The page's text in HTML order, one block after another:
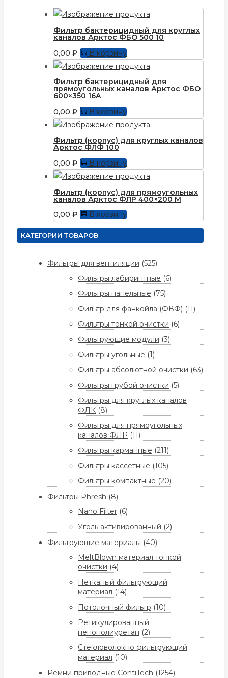
Фильтр бактерицидный для круглых
каналов Арктос ФБО 500 10
0,00 ₽ В корзину
Фильтр бактерицидный для
прямоугольных каналов Арктос ФБО
600×350 16A
0,00 ₽ В корзину
Фильтр (корпус) для круглых каналов
Арктос ФЛФ 100
0,00 ₽ В корзину
Фильтр (корпус) для прямоугольныx
каналов Арктос ФЛР 400×200 М
0,00 ₽ В корзину
КАТЕГОРИИ ТОВАРОВ
Фильтры для вентиляции (525)
Фильтры лабиринтные (6)
Фильтры панельные (75)
Фильтр для фанкойла (ФВФ) (11)
Фильтры тонкой очистки (6)
Фильтрующие модули (3)
Фильтры угольные (1)
Фильтры абсолютной очистки (63)
Фильтры грубой очистки (5)
Фильтры для круглых каналов
ФЛК (8)
Фильтры для прямоугольных
каналов ФЛР (11)
Фильтры карманные (211)
Фильтры кассетные (105)
Фильтры компактные (20)
Фильтры Phresh (8)
Nano Filter (6)
Уголь активированный (2)
Фильтрующие материалы (40)
MeltBlown материал тонкой
очистки (4)
Нетканый фильтрующий
материал (14)
Потолочный фильтр (10)
Ретикулированный
пенополиуретан (2)
Стекловолокно фильтрующий
материал (10)
Ремни приводные ContiTech (1254)